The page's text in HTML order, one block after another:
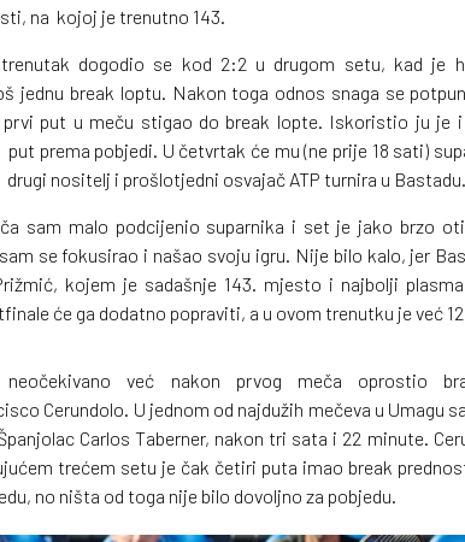
na kojoj je trenutno 143.
trenutak dogodio se kod 2:2 u drugom setu, kad je
jednu break loptu. Nakon toga odnos snaga se
put u meču stigao do break lopte. Iskoristio ju je
prema pobjedi. U četvrtak će mu (ne prije 18 sati)
nositelj i prošlotjedni osvajač ATP turnira u Bastadu.
sam malo podcijenio suparnika i set je jako brzo
se fokusirao i našao svoju igru. Nije bilo kalo, jer
kojem je sadašnje 143. mjesto i najbolji
će ga dodatno popraviti, a u ovom trenutku je već
već nakon prvog meča oprostio
Cerundolo. U jednom od najdužih mečeva u Umagu
Carlos Taberner, nakon tri sata i 22 minute.
trećem setu je čak četiri puta imao break
no ništa od toga nije bilo dovoljno za pobjedu.